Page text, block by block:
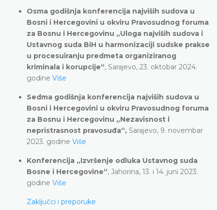
Osma godišnja konferencija najviših sudova u
Bosni i Hercegovini u okviru Pravosudnog foruma
za Bosnu i Hercegovinu „Uloga najviših sudova i
Ustavnog suda BiH u harmonizaciji sudske prakse
u procesuiranju predmeta organiziranog
kriminala i korupcije“, Sarajevo, 23. oktobar 2024.
godine Više
Sedma godišnja konferencija najviših sudova u
Bosni i Hercegovini u okviru Pravosudnog foruma
za Bosnu i Hercegovinu „Nezavisnost i
nepristrasnost pravosuđa“, Sarajevo, 9. novembar
2023. godine Više
Konferencija „Izvršenje odluka Ustavnog suda
Bosne i Hercegovine“, Jahorina, 13. i 14. juni 2023.
godine Više
Zaključci i preporuke